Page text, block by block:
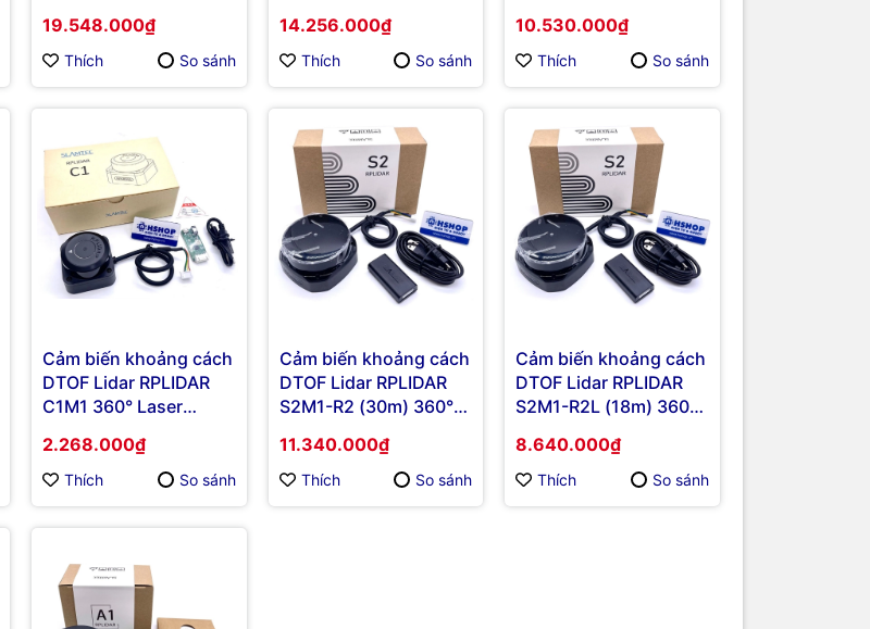
19.548.000₫
Thích So sánh
14.256.000₫
Thích So sánh
10.530.000₫
Thích So sánh
Cảm biến khoảng cách
DTOF Lidar RPLIDAR
C1M1 360° Laser
2.268.000₫
Thích So sánh
Cảm biến khoảng cách
DTOF Lidar RPLIDAR
S2M1-R2 (30m) 360°
11.340.000₫
Thích So sánh
Cảm biến khoảng cách
DTOF Lidar RPLIDAR
S2M1-R2L (18m) 360°
8.640.000₫
Thích So sánh